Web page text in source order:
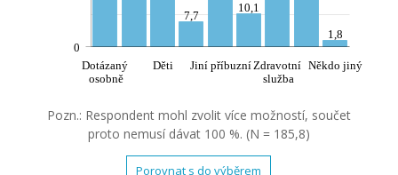
7,7
10,1
1,8
Dotázaný
osobně
Děti Jiní příbuzní Zdravotní
služba
Někdo jiný
0
Pozn.: Respondent mohl zvolit více možností, součet
proto nemusí dávat 100 %. (N = 185,8)
Porovnat s do výběrem